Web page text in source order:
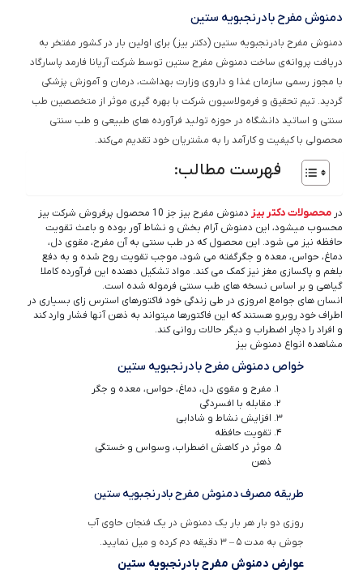
دمنوش مفرح بادرنجبویه ستین
دمنوش مفرح بادرنجبویه ستین (دکتر بیز) برای اولین بار در کشور مفتخر به
دریافت پروانه‌ی ساخت دمنوش مفرح ستین توسط شرکت آریانا فارمد پاسارگاد
با مجوز رسمی سازمان غذا و داروی وزارت بهداشت، درمان و آموزش پزشکی
گردید. تیم تحقیق و فرمولاسیون شرکت با بهره گیری موثر از متخصصین طب
سنتی و اساتید دانشگاه در حوزه تولید فرآورده های طبیعی و طب سنتی
محصولی با کیفیت و کارآمد را به مشتریان خود تقدیم می‌کند.
فهرست مطالب:
در محصولات دکتر بیز
دمنوش مفرح بیز جز 10 محصول پرفروش شرکت بیز
محسوب میشود، این دمنوش آرام بخش و نشاط آور بوده و باعث تقویت
حافظه نیز می شود. این محصول که در طب سنتی به آن مفرح، مقوی دل،
دماغ، حواس، معده و جگرگفته می شود، موجب تقویت روح شده و به دفع
بلغم و پاکسازی مغز نیز کمک می کند. مواد تشکیل دهنده این فرآورده کاملا
گیاهی و بر اساس نسخه های طب سنتی فرموله شده است.
انسان های جوامع امروزی در طی زندگی خود فاکتورهای استرس زای بسیاری در
اطراف خود روبرو هستند که این فاکتورها میتواند به ذهن آنها فشار وارد کند
و افراد را دچار اضطراب و دیگر حالات روانی کند.
مشاهده انواع دمنوش بیز
خواص دمنوش مفرح بادرنجبویه ستین
مفرح و مقوی دل، دماغ، حواس، معده و جگر
مقابله با افسردگی
افزایش نشاط و شادابی
تقویت حافظه
موثر در کاهش اضطراب، وسواس و خستگی
ذهن
طریقه مصرف دمنوش مفرح بادرنجبویه ستین
روزی دو بار هر بار یک دمنوش در یک فنجان حاوی آب
جوش به مدت ۵ – ۳ دقیقه دم کرده و میل نمایید.
عوارض دمنوش مفرح بادرنجبویه ستین